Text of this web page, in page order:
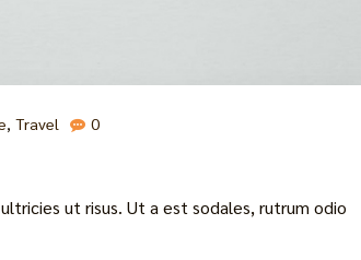
, Travel 0
ut risus. Ut a est sodales, rutrum odio